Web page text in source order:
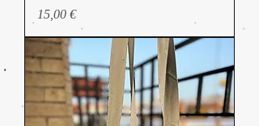
Precio
15,00 €